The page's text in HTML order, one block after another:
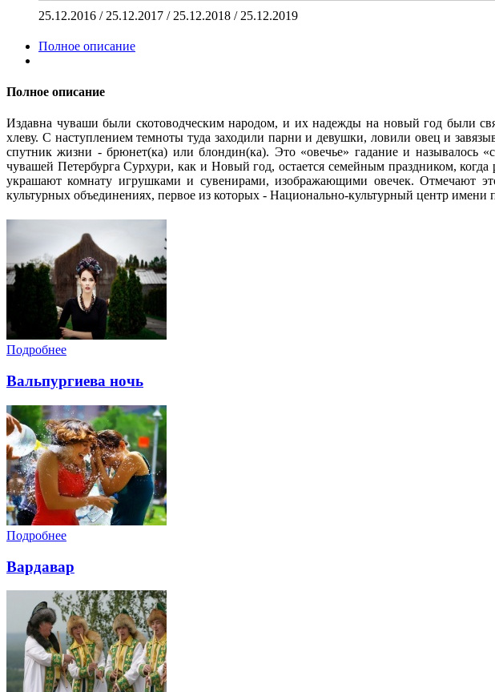
25.12.2016 / 25.12.2017 / 25.12.2018 / 25.12.2019
Полное описание
Полное описание
Издавна чуваши были скотоводческим народом, и их надежды на новый год были
хлеву. С наступлением темноты туда заходили парни и девушки, ловили овец и
спутник жизни - брюнет(ка) или блондин(ка). Это «овечье» гадание и называлось
чувашей Петербурга Сурхури, как и Новый год, остается семейным праздником,
украшают комнату игрушками и сувенирами, изображающими овечек. Отмечают
культурных объединениях, первое из которых - Национально-культурный центр
Подробнее
Вальпургиева ночь
Подробнее
Вардавар